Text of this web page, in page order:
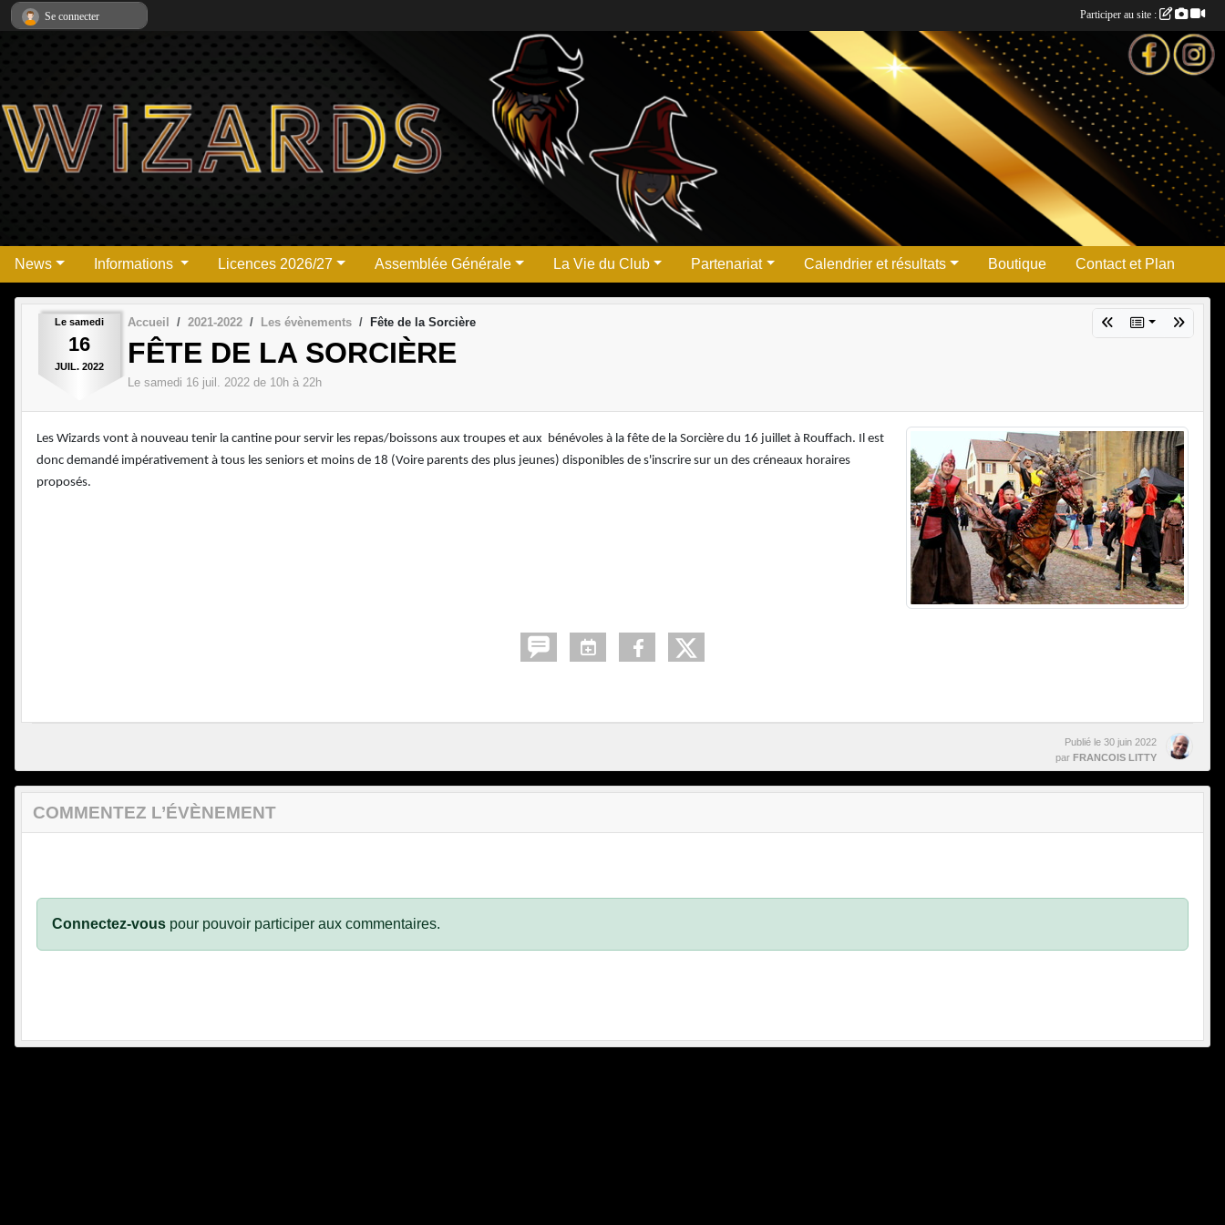
News Informations Licences 2026/27 Assemblée Générale La Vie du Club Partenariat Calendrier et résultats Boutique Contact et Plan
Le samedi
16
JUIL. 2022
Accueil 2021-2022 Les évènements Fête de la Sorcière
FÊTE DE LA SORCIÈRE
Le samedi 16 juil. 2022 de 10h à 22h
Les Wizards vont à nouveau tenir la cantine pour servir les repas/boissons aux troupes et aux bénévoles à la fête de la Sorcière du 16 juillet à Rouffach. Il est
donc demandé impérativement à tous les seniors et moins de 18 (Voire parents des plus jeunes) disponibles de s'inscrire sur un des créneaux horaires
proposés.
Publié le 30 juin 2022
par FRANCOIS LITTY
COMMENTEZ L’ÉVÈNEMENT
Connectez-vous pour pouvoir participer aux commentaires.
Se connecter Participer au site :
Panneau de gestion des cookies